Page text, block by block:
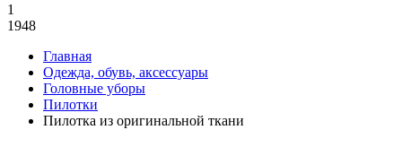
1
1948
Главная
Одежда, обувь, аксессуары
Головные уборы
Пилотки
Пилотка из оригинальной ткани